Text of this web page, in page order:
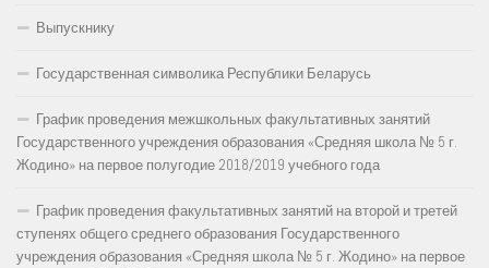
Выпускнику
Государственная символика Республики Беларусь
График проведения межшкольных факультативных занятий
Государственного учреждения образования «Средняя школа № 5 г.
Жодино» на первое полугодие 2018/2019 учебного года
График проведения факультативных занятий на второй и третей
ступенях общего среднего образования Государственного
учреждения образования «Средняя школа № 5 г. Жодино» на первое